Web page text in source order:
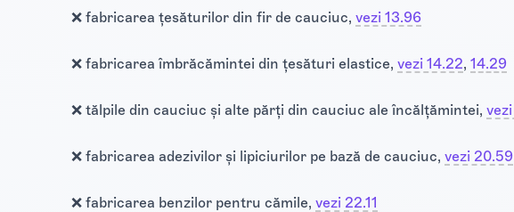
❌ fabricarea țesăturilor din fir de cauciuc, vezi 13.96
❌ fabricarea îmbrăcămintei din țesături elastice, vezi 14.22​‍​‍‌‍​, 14.29
❌ tălpile din cauciuc și alte părți din cauciuc ale încălțămintei,
❌ fabricarea adezivilor și lipiciurilor pe bază de cauciuc, vezi 20.59
❌ fabricarea benzilor pentru cămile, vezi 22.11